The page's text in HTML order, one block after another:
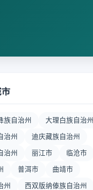
族自治州 大理白族自治州
治州 迪庆藏族自治州
治州 丽江市 临沧市
普洱市 曲靖市
州 西双版纳傣族自治州